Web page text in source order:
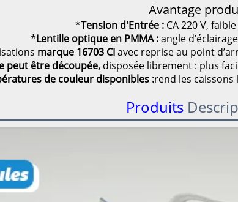
Avantage
*Tension d'Entrée : CA 220 V,
*Lentille optique en PMMA :angle
marque 16703 CIavec reprise au point
peut être découpée, disposée librement : plus
de couleur disponibles :rend les
Produits